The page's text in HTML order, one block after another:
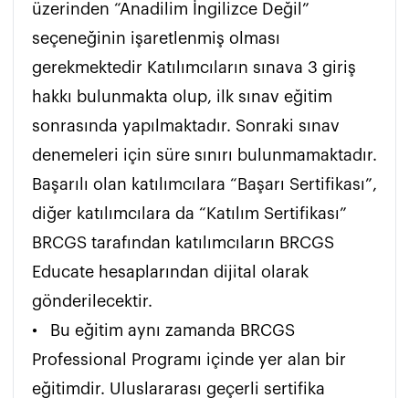
üzerinden “Anadilim İngilizce Değil”
seçeneğinin işaretlenmiş olması
gerekmektedir Katılımcıların sınava 3 giriş
hakkı bulunmakta olup, ilk sınav eğitim
sonrasında yapılmaktadır. Sonraki sınav
denemeleri için süre sınırı bulunmamaktadır.
Başarılı olan katılımcılara “Başarı Sertifikası”,
diğer katılımcılara da “Katılım Sertifikası”
BRCGS tarafından katılımcıların BRCGS
Educate hesaplarından dijital olarak
gönderilecektir.
•	Bu eğitim aynı zamanda BRCGS
Professional Programı içinde yer alan bir
eğitimdir. Uluslararası geçerli sertifika